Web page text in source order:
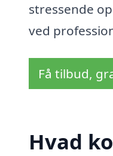
stressende
ved
Få tilbud,
Hvad